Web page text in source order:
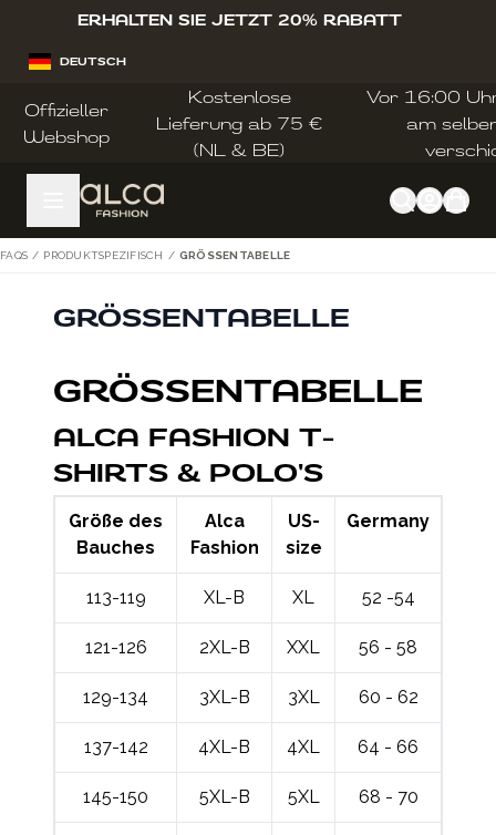
Zum Inhalt springen
ERHALTEN SIE JETZT 20% RABATT
Offizieller
Webshop
Kostenlose
Lieferung ab 75 €
(NL & BE)
Vor 16:00
am
DEUTSCH
FAQS / PRODUKTSPEZIFISCH / GRÖSSENTABELLE
GRÖSSENTABELLE
GRÖSSENTABELLE
ALCA FASHION T-
SHIRTS & POLO'S
Größe des
Bauches
Alca
Fashion
US-
size
Germany
113-119 XL-B XL 52 -54
121-126 2XL-B XXL 56 - 58
129-134 3XL-B 3XL 60 - 62
137-142 4XL-B 4XL 64 - 66
145-150 5XL-B 5XL 68 - 70